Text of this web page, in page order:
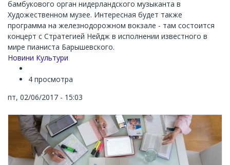
бамбукового орган нидерландского музыканта в
Художественном музее. Интересная будет также
программа на железнодорожном вокзале - там состоится
концерт с Стратегией Нейдж в исполнении известного в
мире пианиста Барышевского.
Новини Культури
4 просмотра
пт, 02/06/2017 - 15:03